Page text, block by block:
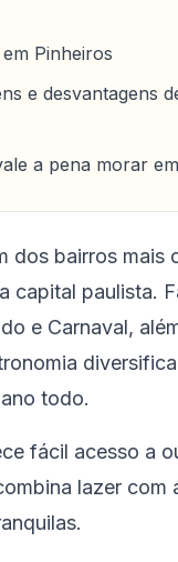
Pinheiros
e desvantagens
a pena morar
dos bairros mais
capital paulista.
e Carnaval,
todo.
fácil acesso a
lazer com